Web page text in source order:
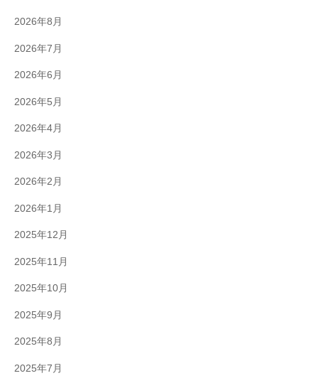
2026年8月
2026年7月
2026年6月
2026年5月
2026年4月
2026年3月
2026年2月
2026年1月
2025年12月
2025年11月
2025年10月
2025年9月
2025年8月
2025年7月